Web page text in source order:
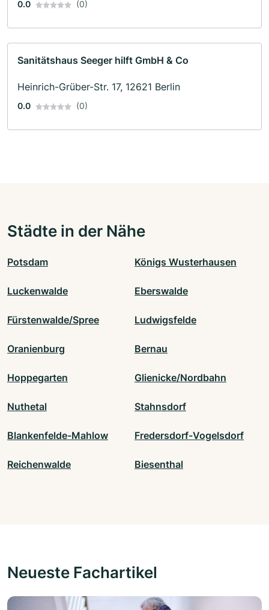
0.0 (0)
Sanitätshaus Seeger hilft GmbH & Co
Heinrich-Grüber-Str. 17, 12621 Berlin
0.0 (0)
Städte in der Nähe
Potsdam Königs Wusterhausen
Luckenwalde Eberswalde
Fürstenwalde/Spree Ludwigsfelde
Oranienburg Bernau
Hoppegarten Glienicke/Nordbahn
Nuthetal Stahnsdorf
Blankenfelde-Mahlow Fredersdorf-Vogelsdorf
Reichenwalde Biesenthal
Neueste Fachartikel